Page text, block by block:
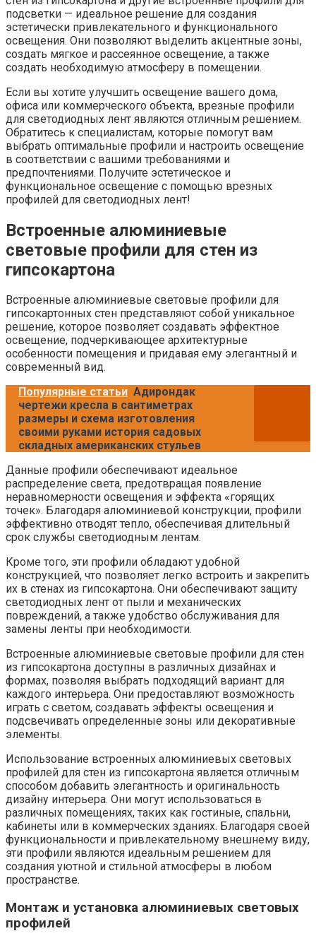
подсветки — идеальное решение для создания
эстетически привлекательного и функционального
освещения. Они позволяют выделить акцентные зоны,
создать мягкое и рассеянное освещение, а также
создать необходимую атмосферу в помещении.
Если вы хотите улучшить освещение вашего дома,
офиса или коммерческого объекта, врезные профили
для светодиодных лент являются отличным решением.
Обратитесь к специалистам, которые помогут вам
выбрать оптимальные профили и настроить освещение
в соответствии с вашими требованиями и
предпочтениями. Получите эстетическое и
функциональное освещение с помощью врезных
профилей для светодиодных лент!
Встроенные алюминиевые
световые профили для стен из
гипсокартона
Встроенные алюминиевые световые профили для
гипсокартонных стен представляют собой уникальное
решение, которое позволяет создавать эффектное
освещение, подчеркивающее архитектурные
особенности помещения и придавая ему элегантный и
современный вид.
Популярные статьи Адирондак
чертежи кресла в сантиметрах
размеры и схема изготовления
своими руками история садовых
складных американских стульев
Данные профили обеспечивают идеальное
распределение света, предотвращая появление
неравномерности освещения и эффекта «горящих
точек». Благодаря алюминиевой конструкции, профили
эффективно отводят тепло, обеспечивая длительный
срок службы светодиодным лентам.
Кроме того, эти профили обладают удобной
конструкцией, что позволяет легко встроить и закрепить
их в стенах из гипсокартона. Они обеспечивают защиту
светодиодных лент от пыли и механических
повреждений, а также удобство обслуживания для
замены ленты при необходимости.
Встроенные алюминиевые световые профили для стен
из гипсокартона доступны в различных дизайнах и
формах, позволяя выбрать подходящий вариант для
каждого интерьера. Они предоставляют возможность
играть с светом, создавать эффекты освещения и
подсвечивать определенные зоны или декоративные
элементы.
Использование встроенных алюминиевых световых
профилей для стен из гипсокартона является отличным
способом добавить элегантность и оригинальность
дизайну интерьера. Они могут использоваться в
различных помещениях, таких как гостиные, спальни,
кабинеты или в коммерческих зданиях. Благодаря своей
функциональности и привлекательному внешнему виду,
эти профили являются идеальным решением для
создания уютной и стильной атмосферы в любом
пространстве.
Монтаж и установка алюминиевых световых
профилей